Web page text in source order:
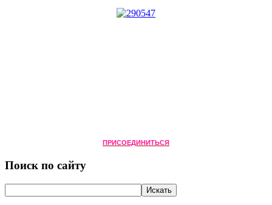
ПРИСОЕДИНИТЬСЯ
Поиск по сайту